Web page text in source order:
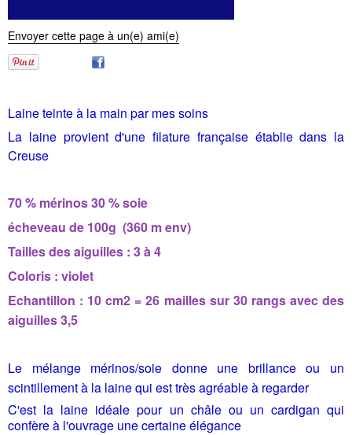
Envoyer cette page à un(e) ami(e)
Laine teinte à la main par mes soins
La laine provient d'une filature française établie dans la
Creuse
70 % mérinos 30 % soie
écheveau de 100g (360 m env)
Tailles des aiguilles : 3 à 4
Coloris : violet
Echantillon : 10 cm2 = 26 mailles sur 30 rangs avec des
aiguilles 3,5
Le mélange mérinos/soie donne une brillance ou un
scintillement à la laine qui est très agréable à regarder
C'est la laine idéale pour un châle ou un cardigan qui
confère à l'ouvrage une certaine élégance